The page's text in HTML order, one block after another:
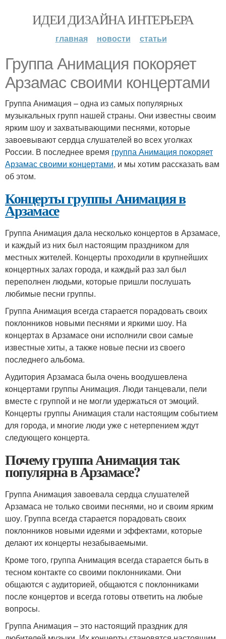
ИДЕИ ДИЗАЙНА ИНТЕРЬЕРА
главная новости статьи
Группа Анимация покоряет
Арзамас своими концертами
Группа Анимация – одна из самых популярных
музыкальных групп нашей страны. Они известны своим
ярким шоу и захватывающими песнями, которые
завоевывают сердца слушателей во всех уголках
России. В последнее время группа Анимация покоряет
Арзамас своими концертами, и мы хотим рассказать вам
об этом.
Концерты группы Анимация в
Арзамасе
Группа Анимация дала несколько концертов в Арзамасе,
и каждый из них был настоящим праздником для
местных жителей. Концерты проходили в крупнейших
концертных залах города, и каждый раз зал был
переполнен людьми, которые пришли послушать
любимые песни группы.
Группа Анимация всегда старается порадовать своих
поклонников новыми песнями и яркими шоу. На
концертах в Арзамасе они исполнили свои самые
известные хиты, а также новые песни из своего
последнего альбома.
Аудитория Арзамаса была очень воодушевлена
концертами группы Анимация. Люди танцевали, пели
вместе с группой и не могли удержаться от эмоций.
Концерты группы Анимация стали настоящим событием
для города, и многие люди уже с нетерпением ждут
следующего концерта.
Почему группа Анимация так
популярна в Арзамасе?
Группа Анимация завоевала сердца слушателей
Арзамаса не только своими песнями, но и своим ярким
шоу. Группа всегда старается порадовать своих
поклонников новыми идеями и эффектами, которые
делают их концерты незабываемыми.
Кроме того, группа Анимация всегда старается быть в
тесном контакте со своими поклонниками. Они
общаются с аудиторией, общаются с поклонниками
после концертов и всегда готовы ответить на любые
вопросы.
Группа Анимация – это настоящий праздник для